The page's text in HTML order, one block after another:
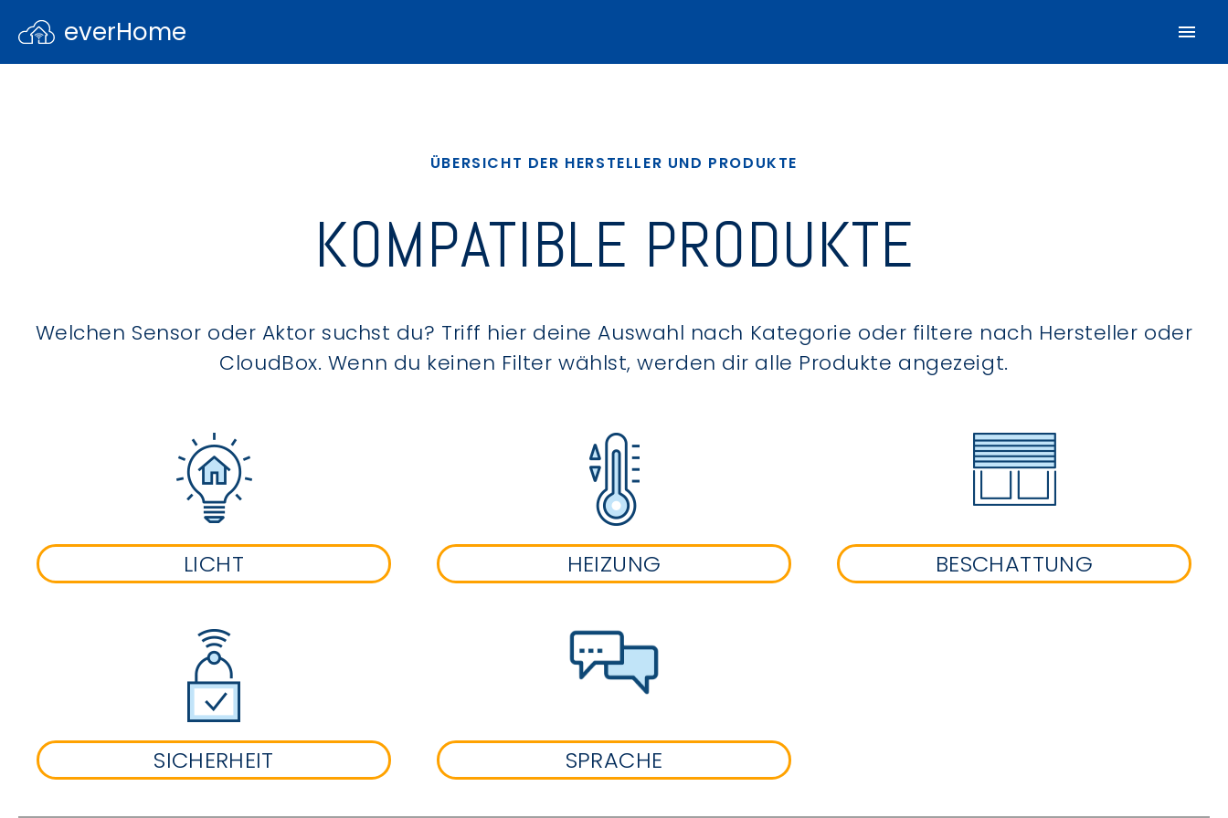
everHome
ÜBERSICHT DER HERSTELLER UND PRODUKTE
KOMPATIBLE PRODUKTE
Welchen Sensor oder Aktor suchst du? Triff hier deine Auswahl nach Kategorie oder filtere nach Hersteller oder
CloudBox. Wenn du keinen Filter wählst, werden dir alle Produkte angezeigt.
LICHT HEIZUNG BESCHATTUNG
SICHERHEIT SPRACHE